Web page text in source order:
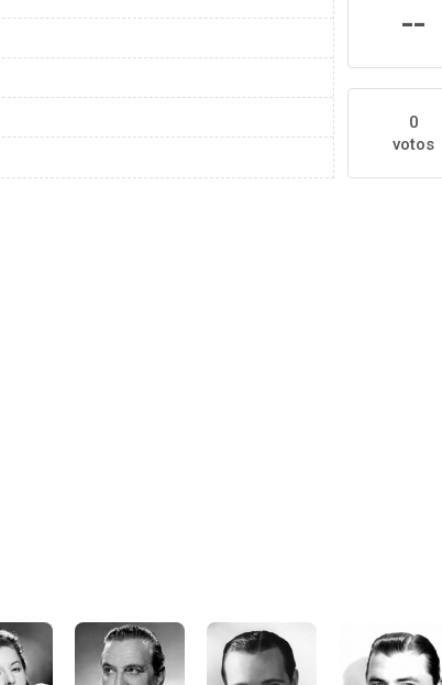
--
0
votos